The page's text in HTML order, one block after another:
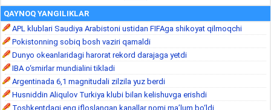
QAYNOQ YANGILIKLAR
APL klublari Saudiya Arabistoni ustidan FIFAga shikoyat qilmoqchi
Pokistonning sobiq bosh vaziri qamaldi
Dunyo okeanlaridagi harorat rekord darajaga yetdi
IBA o‘smirlar mundialini tikladi
Argentinada 6,1 magnitudali zilzila yuz berdi
Husniddin Aliqulov Turkiya klubi bilan kelishuvga erishdi
Toshkentdagi eng ifloslangan kanallar nomi ma’lum bo‘ldi